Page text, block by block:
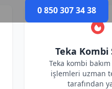
0 850 307 34 38
Teka Kombi
Teka kombi
işlemleri uzman
tarafından